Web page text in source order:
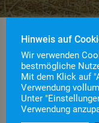
Einsatznummer
Einsatzstichwort
Einsatzort
Hinweis auf
Wir verwenden
bestmögliche
Mit dem Klick auf
Verwendung
Unter
Verwendung